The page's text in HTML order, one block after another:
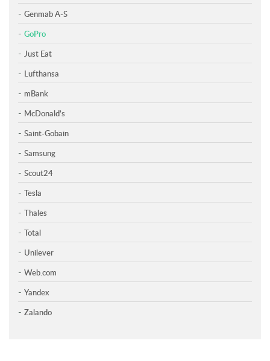
Genmab A-S
GoPro
Just Eat
Lufthansa
mBank
McDonald’s
Saint-Gobain
Samsung
Scout24
Tesla
Thales
Total
Unilever
Web.com
Yandex
Zalando